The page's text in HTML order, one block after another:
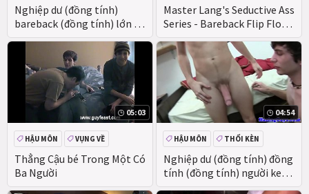
Nghiệp dư (đồng tính)
bareback (đồng tính) lớn gà
trống
Master Lang's Seductive Ass
Series - Bareback Flip Flop
Fucks an Armed Police
Sniper Hooking Up in a
Restaurant - 1
LỚN
VỤNG VỀ
05:03
Thẳng Cậu bé Trong Một Có
Ba Người
HẬU MÔN VỤNG VỀ
04:54
Nghiệp dư (đồng tính) đồng
tính (đồng tính) người keo
cú
HẬU MÔN
THỔI KÈN
VỤNG VỀ
THỰC TẾ